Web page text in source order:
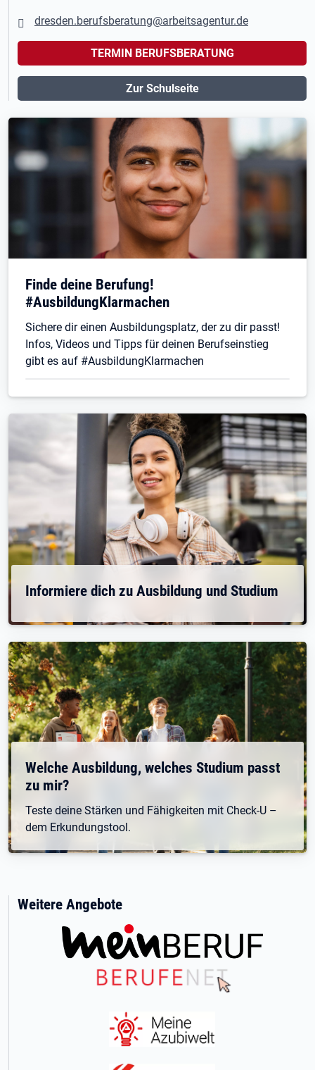
dresden.berufsberatung@arbeitsagentur.de
TERMIN BERUFSBERATUNG
Zur Schulseite
Finde deine Berufung!
#AusbildungKlarmachen
Sichere dir einen Ausbildungsplatz, der zu dir passt!
Infos, Videos und Tipps für deinen Berufseinstieg
gibt es auf #AusbildungKlarmachen
Informiere dich zu Ausbildung und Studium
Welche Ausbildung, welches Studium passt
zu mir?
Teste deine Stärken und Fähigkeiten mit Check-U –
dem Erkundungstool.
Weitere Angebote